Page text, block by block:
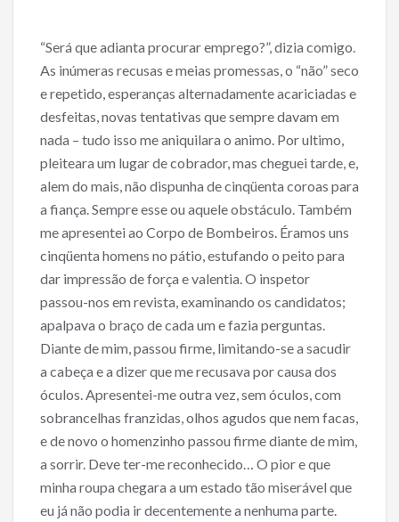
“Será que adianta procurar emprego?”, dizia comigo.
As inúmeras recusas e meias promessas, o “não” seco
e repetido, esperanças alternadamente acariciadas e
desfeitas, novas tentativas que sempre davam em
nada – tudo isso me aniquilara o animo. Por ultimo,
pleiteara um lugar de cobrador, mas cheguei tarde, e,
alem do mais, não dispunha de cinqüenta coroas para
a fiança. Sempre esse ou aquele obstáculo. Também
me apresentei ao Corpo de Bombeiros. Éramos uns
cinqüenta homens no pátio, estufando o peito para
dar impressão de força e valentia. O inspetor
passou-nos em revista, examinando os candidatos;
apalpava o braço de cada um e fazia perguntas.
Diante de mim, passou firme, limitando-se a sacudir
a cabeça e a dizer que me recusava por causa dos
óculos. Apresentei-me outra vez, sem óculos, com
sobrancelhas franzidas, olhos agudos que nem facas,
e de novo o homenzinho passou firme diante de mim,
a sorrir. Deve ter-me reconhecido… O pior e que
minha roupa chegara a um estado tão miserável que
eu já não podia ir decentemente a nenhuma parte.